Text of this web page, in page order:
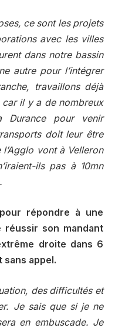
ce sont les projets
avec les villes
dans notre bassin
autre pour l’intégrer
travaillons déjà
il y a de nombreux
Durance pour venir
doit leur être
vont à Velleron
ils pas à 10mn
répondre à une
son mandant
droite dans 6
sans appel.
des difficultés et
Je sais que si je ne
en embuscade. Je